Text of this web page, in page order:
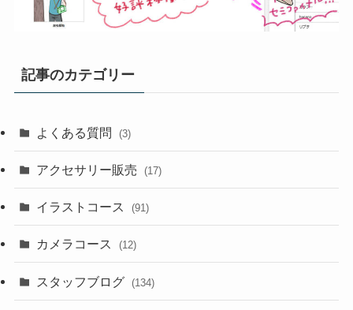
記事のカテゴリー
よくある質問 (3)
アクセサリー販売 (17)
イラストコース (91)
カメラコース (12)
スタッフブログ (134)